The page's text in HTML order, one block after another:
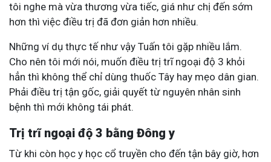
tôi nghe mà vừa thương vừa tiếc, giá như chị đến sớm
hơn thì việc điều trị đã đơn giản hơn nhiều.
Những ví dụ thực tế như vậy Tuấn tôi gặp nhiều lắm.
Cho nên tôi mới nói, muốn điều trị trĩ ngoại độ 3 khỏi
hẳn thì không thể chỉ dùng thuốc Tây hay mẹo dân gian.
Phải điều trị tận gốc, giải quyết từ nguyên nhân sinh
bệnh thì mới không tái phát.
Trị trĩ ngoại độ 3 bằng Đông y
Từ khi còn học y học cổ truyền cho đến tận bây giờ, hơn